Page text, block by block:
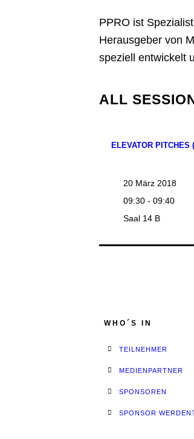
PPRO ist
Herausgeber von
speziell entwickelt
ALL
ELEVATOR PITCHES
20 März 2018
09:30 - 09:40
Saal 14 B
WHO´S IN
TEILNEHMER
MEDIENPARTNER
SPONSOREN
SPONSOR